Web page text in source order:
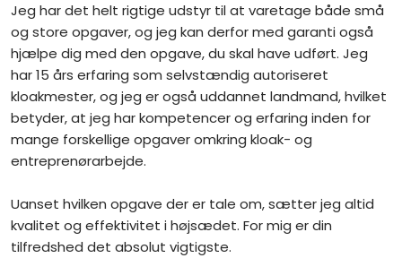
Jeg har det helt rigtige udstyr til at varetage både små
og store opgaver, og jeg kan derfor med garanti også
hjælpe dig med den opgave, du skal have udført. Jeg
har 15 års erfaring som selvstændig autoriseret
kloakmester, og jeg er også uddannet landmand, hvilket
betyder, at jeg har kompetencer og erfaring inden for
mange forskellige opgaver omkring kloak- og
entreprenørarbejde. ​
Uanset hvilken opgave der er tale om, sætter jeg altid
kvalitet og effektivitet i højsædet. For mig er din
tilfredshed det absolut vigtigste.